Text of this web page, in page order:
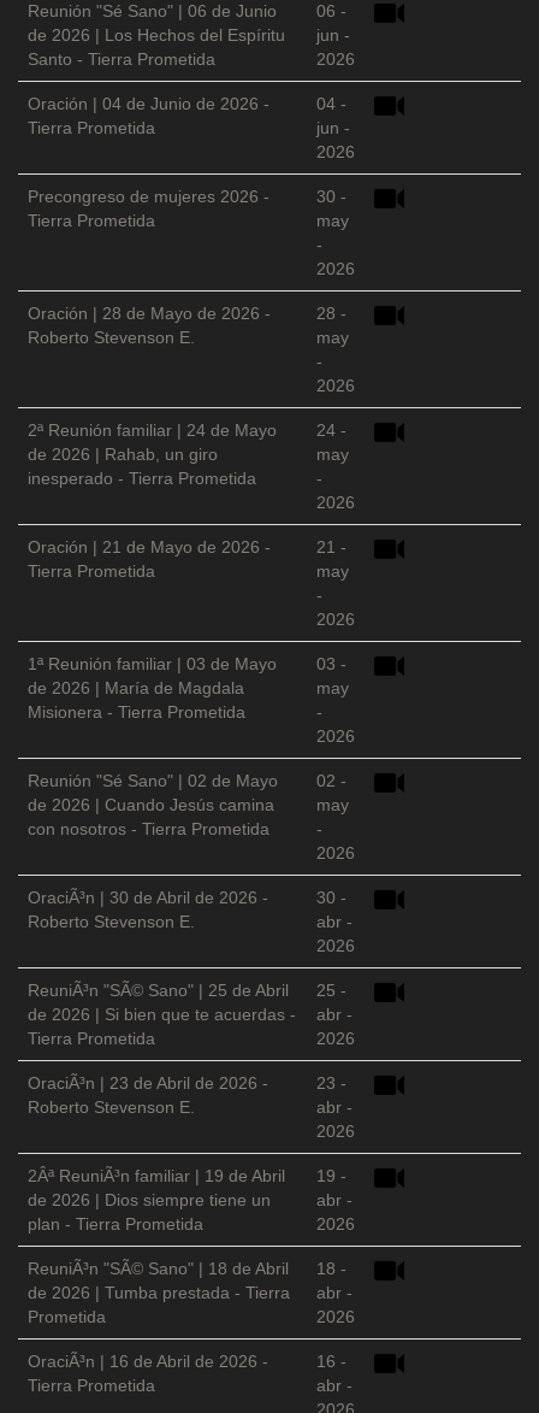
Reunión "Sé Sano" | 06 de Junio
de 2026 | Los Hechos del Espíritu
Santo - Tierra Prometida
06 -
jun -
2026
Oración | 04 de Junio de 2026 -
Tierra Prometida
04 -
jun -
2026
Precongreso de mujeres 2026 -
Tierra Prometida
30 -
may
-
2026
Oración | 28 de Mayo de 2026 -
Roberto Stevenson E.
28 -
may
-
2026
2ª Reunión familiar | 24 de Mayo
de 2026 | Rahab, un giro
inesperado - Tierra Prometida
24 -
may
-
2026
Oración | 21 de Mayo de 2026 -
Tierra Prometida
21 -
may
-
2026
1ª Reunión familiar | 03 de Mayo
de 2026 | María de Magdala
Misionera - Tierra Prometida
03 -
may
-
2026
Reunión "Sé Sano" | 02 de Mayo
de 2026 | Cuando Jesús camina
con nosotros - Tierra Prometida
02 -
may
-
2026
OraciÃ³n | 30 de Abril de 2026 -
Roberto Stevenson E.
30 -
abr -
2026
ReuniÃ³n "SÃ© Sano" | 25 de Abril
de 2026 | Si bien que te acuerdas -
Tierra Prometida
25 -
abr -
2026
OraciÃ³n | 23 de Abril de 2026 -
Roberto Stevenson E.
23 -
abr -
2026
2Âª ReuniÃ³n familiar | 19 de Abril
de 2026 | Dios siempre tiene un
plan - Tierra Prometida
19 -
abr -
2026
ReuniÃ³n "SÃ© Sano" | 18 de Abril
de 2026 | Tumba prestada - Tierra
Prometida
18 -
abr -
2026
OraciÃ³n | 16 de Abril de 2026 -
Tierra Prometida
16 -
abr -